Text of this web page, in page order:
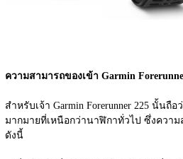
ความสามารถของเข้า Garmin
สำหรับเจ้า Garmin Forerunner 225 นั้น
มากมายที่เหนือกว่านาฬิกาทั่วไป ซึ่งควา
ดังนี้